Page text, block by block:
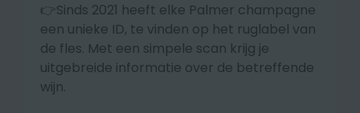
👉Sinds 2021 heeft elke Palmer champagne
een unieke ID, te vinden op het ruglabel van
de fles. Met een simpele scan krijg je
uitgebreide informatie over de betreffende
wijn.